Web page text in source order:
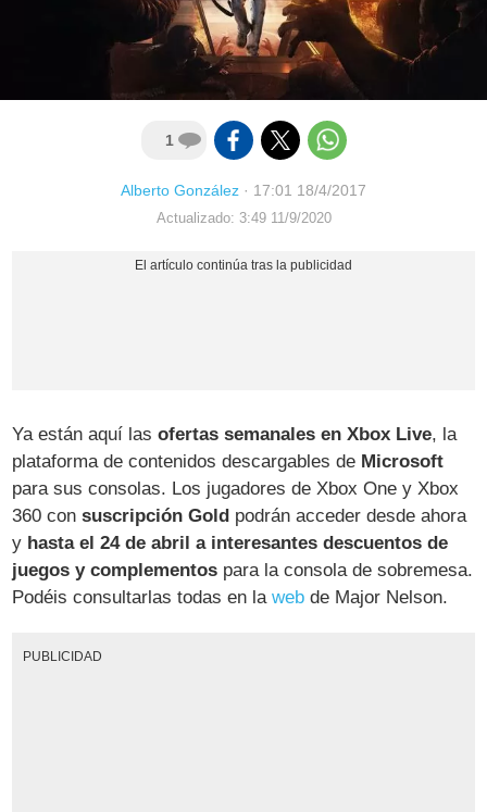
1
Alberto González · 17:01 18/4/2017
Actualizado: 3:49 11/9/2020
Ya están aquí lasofertas semanales en Xbox Live, la
plataforma de contenidos descargables de Microsoft
para sus consolas. Los jugadores de Xbox One y Xbox
360 consuscripción Gold podrán acceder desde ahora
y hasta el 24 de abril a interesantes descuentos de
juegos y complementos para la consola de sobremesa.
Podéis consultarlas todas en laweb de Major Nelson.
PUBLICIDAD